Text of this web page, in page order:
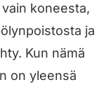
koneesta,
ja
Kun nämä
on yleensä